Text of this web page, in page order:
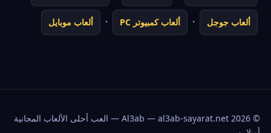
ألعاب جوجل · ألعاب كمبيوتر PC · ألعاب موبايل
©
2026
Al3ab — al3ab-sayarat.net — العب أحلى الألعاب المجانية